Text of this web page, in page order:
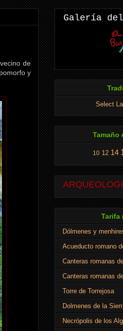
de
y
Galería
Select
Tamaño
10 12 14
Tarifa
Dólmenes y
Acueducto romano
Canteras romanas
Canteras romanas
Torre de Torrejosa
Dolmenes de la
Necrópolis de los